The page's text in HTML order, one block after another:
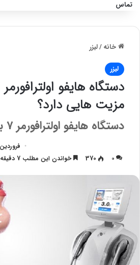
تماس
خانه/لیزر
لیزر
مزیت هایی دارد؟
دستگاه هایفو اولترافورمر 7 بعدی
فروردین ۱۲, ۱۴۰۳
۰
370 خواندن این مطلب 7 دقیقه زمان میبرد